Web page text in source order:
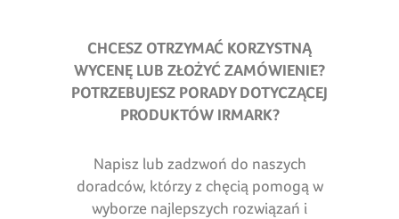
CHCESZ OTRZYMAĆ KORZYSTNĄ
WYCENĘ LUB ZŁOŻYĆ ZAMÓWIENIE?
POTRZEBUJESZ PORADY DOTYCZĄCEJ
PRODUKTÓW IRMARK?
Napisz lub zadzwoń do naszych
doradców, którzy z chęcią pomogą w
wyborze najlepszych rozwiązań i